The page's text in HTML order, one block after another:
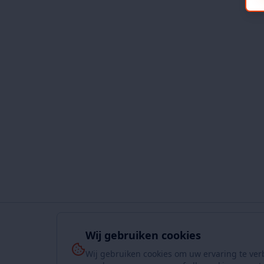
Wij gebruiken cookies
Wij gebruiken cookies om uw ervaring te